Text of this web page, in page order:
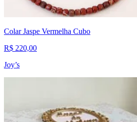
Colar Jaspe Vermelha Cubo
R$ 220,00
Joy’s